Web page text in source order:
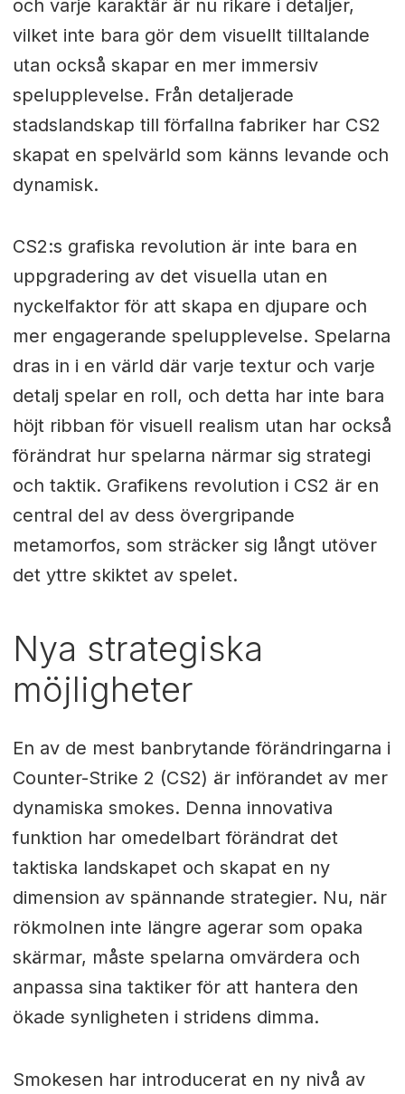
och varje karaktär är nu rikare i detaljer,
vilket inte bara gör dem visuellt tilltalande
utan också skapar en mer immersiv
spelupplevelse. Från detaljerade
stadslandskap till förfallna fabriker har CS2
skapat en spelvärld som känns levande och
dynamisk.
CS2:s grafiska revolution är inte bara en
uppgradering av det visuella utan en
nyckelfaktor för att skapa en djupare och
mer engagerande spelupplevelse. Spelarna
dras in i en värld där varje textur och varje
detalj spelar en roll, och detta har inte bara
höjt ribban för visuell realism utan har också
förändrat hur spelarna närmar sig strategi
och taktik. Grafikens revolution i CS2 är en
central del av dess övergripande
metamorfos, som sträcker sig långt utöver
det yttre skiktet av spelet.
Nya strategiska
möjligheter
En av de mest banbrytande förändringarna i
Counter-Strike 2 (CS2) är införandet av mer
dynamiska smokes. Denna innovativa
funktion har omedelbart förändrat det
taktiska landskapet och skapat en ny
dimension av spännande strategier. Nu, när
rökmolnen inte längre agerar som opaka
skärmar, måste spelarna omvärdera och
anpassa sina taktiker för att hantera den
ökade synligheten i stridens dimma.
Smokesen har introducerat en ny nivå av